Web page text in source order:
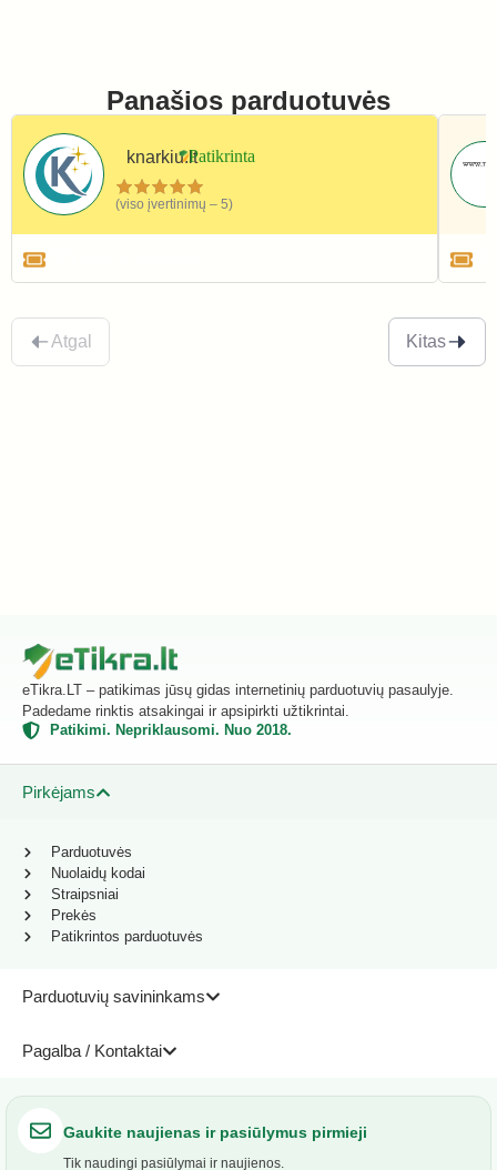
Panašios parduotuvės
knarkiu.lt
(viso įvertinimų – 5)
Atgal Kitas
eTikra.LT – patikimas jūsų gidas internetinių parduotuvių pasaulyje.
Padedame rinktis atsakingai ir apsipirkti užtikrintai.
Patikimi. Nepriklausomi. Nuo 2018.
Pirkėjams
Parduotuvių savininkams
Pagalba / Kontaktai
Parduotuvės
Nuolaidų kodai
Straipsniai
Prekės
Patikrintos parduotuvės
Gaukite naujienas ir pasiūlymus pirmieji
Tik naudingi pasiūlymai ir naujienos.